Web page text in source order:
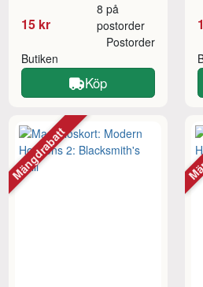
15 kr
8 på
postorder
Butiken
Postorder
Köp
Mängdrabatt